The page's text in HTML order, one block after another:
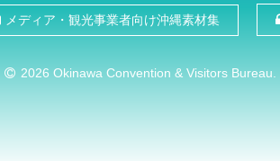
メディア・観光事業者向け沖縄素材集
2026 Okinawa Convention & Visitors Bureau.